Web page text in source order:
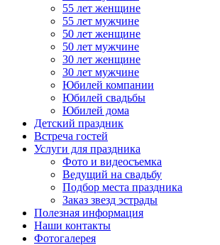
55 лет женщине
55 лет мужчине
50 лет женщине
50 лет мужчине
30 лет женщине
30 лет мужчине
Юбилей компании
Юбилей свадьбы
Юбилей дома
Детский праздник
Встреча гостей
Услуги для праздника
Фото и видеосъемка
Ведущий на свадьбу
Подбор места праздника
Заказ звезд эстрады
Полезная информация
Наши контакты
Фотогалерея